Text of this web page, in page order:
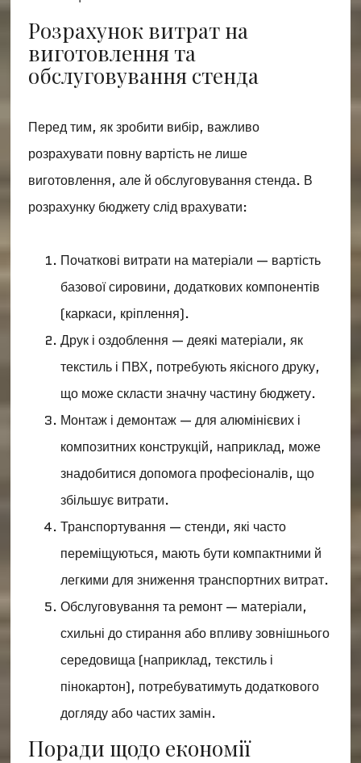
Розрахунок витрат на
виготовлення та
обслуговування стенда
Перед тим, як зробити вибір, важливо
розрахувати повну вартість не лише
виготовлення, але й обслуговування стенда. В
розрахунку бюджету слід врахувати:
Початкові витрати на матеріали — вартість
базової сировини, додаткових компонентів
(каркаси, кріплення).
Друк і оздоблення — деякі матеріали, як
текстиль і ПВХ, потребують якісного друку,
що може скласти значну частину бюджету.
Монтаж і демонтаж — для алюмінієвих і
композитних конструкцій, наприклад, може
знадобитися допомога професіоналів, що
збільшує витрати.
Транспортування — стенди, які часто
переміщуються, мають бути компактними й
легкими для зниження транспортних витрат.
Обслуговування та ремонт — матеріали,
схильні до стирання або впливу зовнішнього
середовища (наприклад, текстиль і
пінокартон), потребуватимуть додаткового
догляду або частих замін.
Поради щодо економії